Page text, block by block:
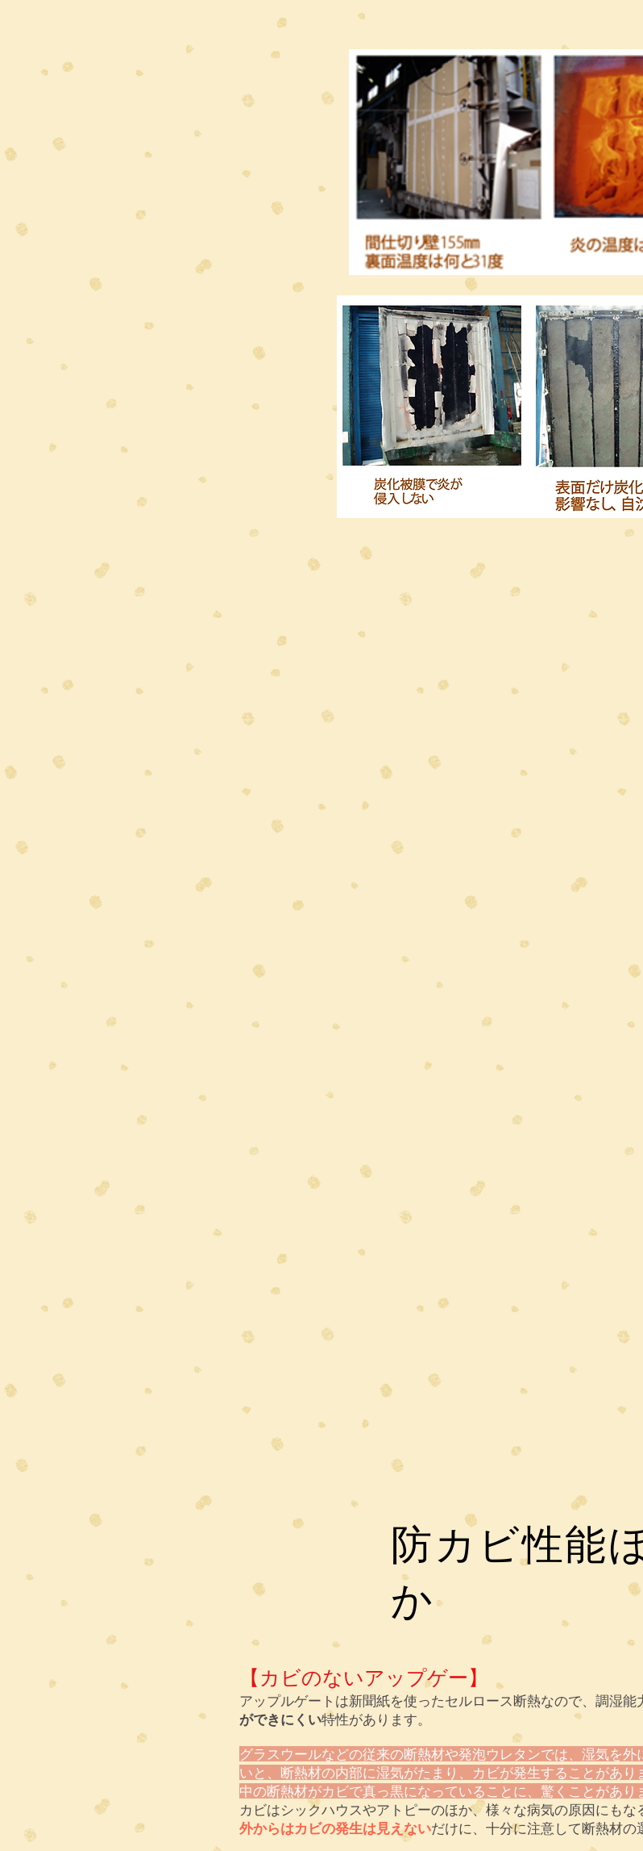
防カビ性能
か
【カビのないアップゲー】
アップルゲートは新聞紙を使ったセルロース断熱なので、調湿能
ができにくい特性があります。
グラスウールなどの従来の断熱材や発泡ウレタンでは、湿気を
いと、断熱材の内部に湿気がたまり、カビが発生することがあ
中の断熱材がカビで真っ黒になっていることに、驚くことがあり
カビはシックハウスやアトピーのほか、様々な病気の原因にもな
外からはカビの発生は見えないだけに、十分に注意して断熱材の